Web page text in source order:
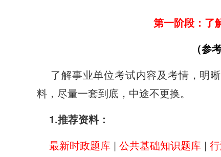
第一阶段：了
（参
了解事业单位考试内容及考情，明
料，尽量一套到底，中途不更换。
1.推荐资料：
最新时政题库 | 公共基础知识题库 |